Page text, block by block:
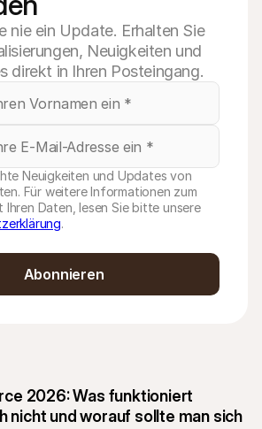
2026: Was funktioniert
nicht und worauf sollte man sich
nie ein Update. Erhalten Sie
Neuigkeiten und
direkt in Ihren Posteingang.
Neuigkeiten und Updates von
Für weitere Informationen zum
Ihren Daten, lesen Sie bitte unsere
.
Abonnieren